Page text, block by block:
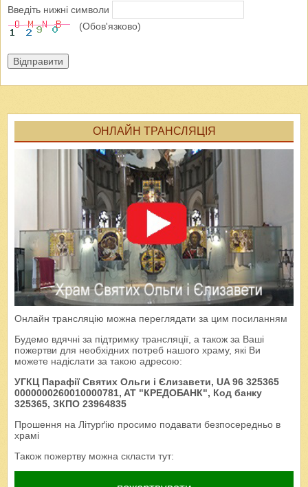
Введіть нижні символи
(Обов'язково)
Відправити
ОНЛАЙН ТРАНСЛЯЦІЯ
Онлайн трансляцію можна переглядати за цим посиланням
Будемо вдячні за підтримку трансляції, а також за Ваші
пожертви для необхідних потреб нашого храму, які Ви
можете надіслати за такою адресою:
УГКЦ Парафії Святих Ольги і Єлизавети, UA 96 325365
0000000260010000781, AT "КРЕДОБАНК", Код банку
325365, ЗКПО 23964835
Прошення на Літурґію просимо подавати безпосередньо в
храмі
Також пожертву можна скласти тут: